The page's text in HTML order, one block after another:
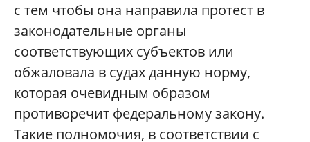
с тем чтобы она направила протест в
законодательные органы
соответствующих субъектов или
обжаловала в судах данную норму,
которая очевидным образом
противоречит федеральному закону.
Такие полномочия, в соответствии с